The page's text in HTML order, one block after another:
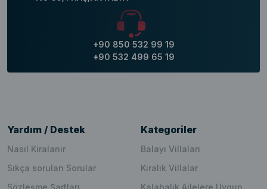
+90 850 532 99 19
+90 532 499 65 19
Yardım / Destek
Nasıl Kiralanır
Sıkça sorulan Sorular
Kategoriler
Balayı Villaları
Kiralık Villalar